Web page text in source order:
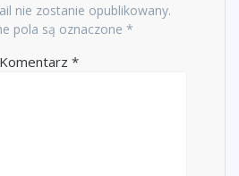
nie zostanie opublikowany.
pola są oznaczone *
Komentarz *